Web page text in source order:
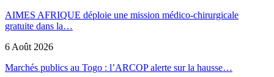
AIMES AFRIQUE déploie une mission médico-chirurgicale
gratuite dans la…
6 Août 2026
Marchés publics au Togo : l’ARCOP alerte sur la hausse…